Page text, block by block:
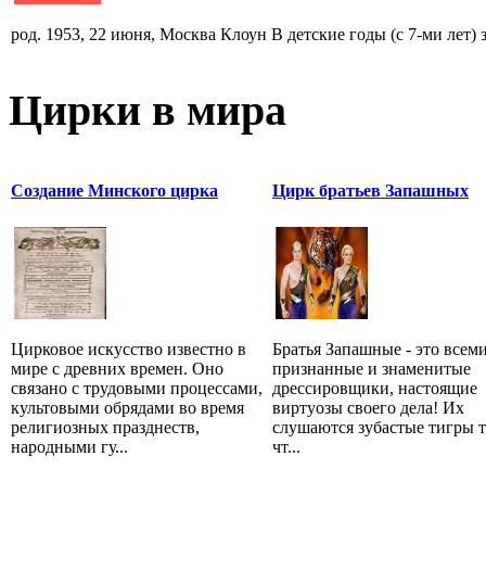
род. 1953, 22 июня, Москва Клоун В детские годы (с 7-ми лет)
Цирки в мира
Создание Минского цирка
Цирковое искусство известно в
мире с древних времен. Оно
связано с трудовыми процессами,
культовыми обрядами во время
религиозных празднеств,
народными гу...
Цирк братьев Запашных
Братья Запашные - это
признанные и знаменитые
дрессировщики, настоящие
виртуозы своего дела! Их
слушаются зубастые тигры
чт...